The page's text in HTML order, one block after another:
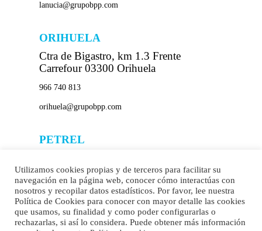
lanucia@grupobpp.com
ORIHUELA
Ctra de Bigastro, km 1.3 Frente
Carrefour 03300 Orihuela
966 740 813
orihuela@grupobpp.com
PETREL
(rotonda) 03610 Petrel
865 778 586
petrel@grupobpp.com
Utilizamos cookies propias y de terceros para facilitar su
navegación en la página web, conocer cómo interactúas con
nosotros y recopilar datos estadísticos. Por favor, lee nuestra
Política de Cookies para conocer con mayor detalle las cookies
que usamos, su finalidad y como poder configurarlas o
rechazarlas, si así lo considera. Puede obtener más información